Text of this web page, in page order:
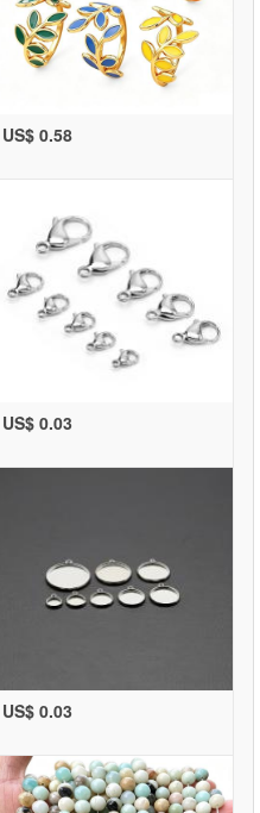
US$ 0.58
US$ 0.03
US$ 0.03